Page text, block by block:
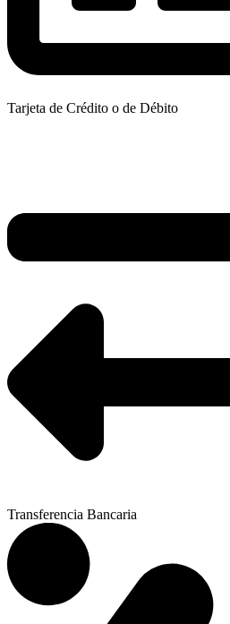
Tarjeta de Crédito o de Débito
Transferencia Bancaria